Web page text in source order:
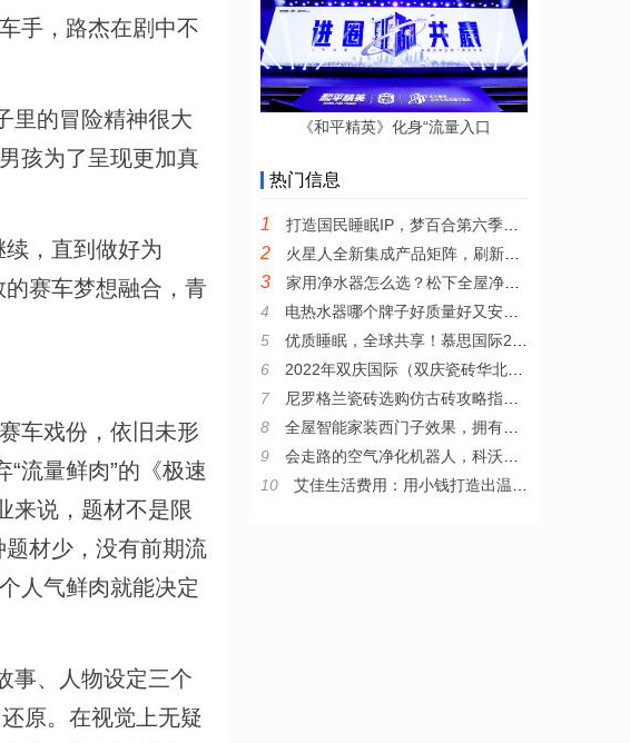
手，路杰在剧中不
里的冒险精神很大
孩为了呈现更加真
，直到做好为
赛车梦想融合，青
车戏份，依旧未形
流量鲜肉”的《极速
来说，题材不是限
材少，没有前期流
人气鲜肉就能决定
事、人物设定三个
原。在视觉上无疑
《和平精英》化身“流量入口
热门信息
1 打造国民睡眠IP，梦百合第六季全民试睡节引领0压睡眠新风尚
2 火星人全新集成产品矩阵，刷新集成厨电产品新高度
3
家用净水器怎么选？松下全屋净水系统值得推荐
4
电热水器哪个牌子好质量好又安全？耐用安全的电热水器推荐
5
优质睡眠，全球共享！慕思国际2022年全新品牌宣传片发布
6
2022年双庆国际（双庆瓷砖华北区）核心战略伙伴峰会圆满举行
7
尼罗格兰瓷砖选购仿古砖攻略指南，教你从小白变“砖”家
8
全屋智能家装西门子效果，拥有西门子整套智能家居是什么体验
9
会走路的空气净化机器人，科沃斯沁宝让房子住得更舒心
10
艾佳生活费用：用小钱打造出温暖家